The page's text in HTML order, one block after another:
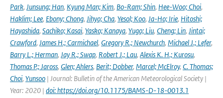
Park, Junsung; Han, Kyung Man; Kim, Bo-Ram; Shin, Hee-Woo; Choi,
Haklim; Lee, Ebony; Chong, Jihyo; Cha, Yesol; Koo, Ja-Ho; Irie, Hitoshi;
Hayashida, Sachiko; Kasai, Yasko; Kanaya, Yugo; Liu, Cheng; Lin, Jintai;
Crawford, James H.; Carmichael, Gregory R.; Newchurch, Michael J.; Lefer,
Barry L.; Herman, Jay R.; Swap, Robert J.; Lau, Alexis K. H.; Kurosu,
Thomas P.; Jaross, Glen; Ahlers, Berit; Dobber, Marcel; McElroy, C. Thomas;
Choi, Yunsoo | Journal: Bulletin of the American Meteorological Society |
Year: 2020 | doi: https://doi.org/10.1175/BAMS-D-18-0013.1